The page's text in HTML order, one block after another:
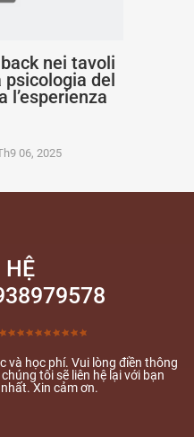
nei tavoli
psicologia del
l’esperienza
06, 2025
HỆ
và học phí. Vui lòng điền thông
tôi sẽ liên hệ lại với bạn
Xin cảm ơn.